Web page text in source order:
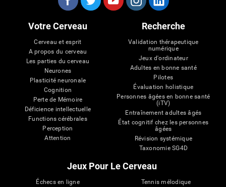
Votre Cerveau
Cerveau et esprit
A propos du cerveau
Les parties du cerveau
Neurones
Plasticité neuronale
Cognition
Perte de Mémoire
Déficience intellectuelle
Functions cérébrales
Perception
Attention
Recherche
Validation thérapeutique
numérique
Jeux d'ordinateur
Adultes en bonne santé
Pilotes
Évaluation holistique
Personnes âgées en bonne santé
(iTV)
Entraînement adultes âgés
État cognitif chez les personnes
âgées
Révision systémique
Taxonomie SG4D
Jeux Pour Le Cerveau
Échecs en ligne
Tennis mélodique